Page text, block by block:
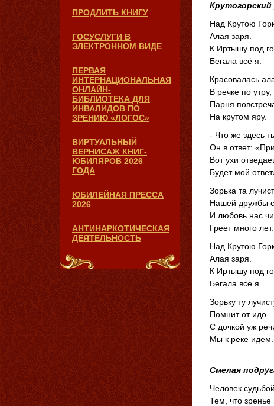
ПРОДЛИТЬ КНИГУ
ГОСУСЛУГИ В
ЭЛЕКТРОННОМ ВИДЕ
ПЕРВАЯ
ИНТЕРНАЦИОНАЛЬНАЯ
ОНЛАЙН-
БИБЛИОТЕКА ДЛЯ
ИНВАЛИДОВ ПО
ЗРЕНИЮ «ЛОГОС»
ВИРТУАЛЬНЫЙ
ВЕРНИСАЖ КНИГ-
ЮБИЛЯРОВ 2026
ГОДА
ЮБИЛЕЙНАЯ ПРЕССА
2026
АНТИНАРКОТИЧЕСКАЯ
ДЕЯТЕЛЬНОСТЬ
Крутогорский
Над Крутою
Алая заря.
К Иртышу под
Бегала всё я.
Красовалась
В речке по утру,
Парня
На крутом яру.
- Что же здесь
Он в ответ:
Вот ухи
Будет мой
Зорька та
Нашей дружбы
И любовь нас
Греет много лет.
Над Крутою
Алая заря.
К Иртышу под
Бегала все я.
Зорьку ту
Помнит от идо...
С дочкой уж
Мы к реке идем.
Смелая
Человек
Тем, что зренье